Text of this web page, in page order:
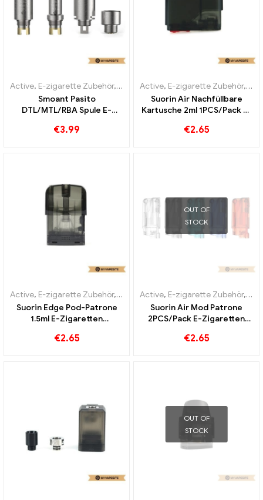
Active, E-zigarette Zubehör, Verdampfer
Smoant Pasito
DTL/MTL/RBA Spule E-
Custom
€3.99
Active, E-zigarette Zubehör,
Suorin Air Nachfüllbare
Kartusche 2ml 1PCS/Pack E-
Custom
€2.65
Active, E-zigarette Zubehör, Verdampfer
Suorin Edge Pod-Patrone
1.5ml E-Zigaretten
€2.65
OUT OF
STOCK
Active, E-zigarette Zubehör,
Suorin Air Mod Patrone
2PCS/Pack E-Zigaretten
€2.65
OUT OF
STOCK